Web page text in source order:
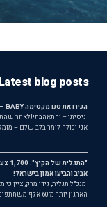
Latest blog posts
הכירו את סנו מקסימה BABY – הדור החדש של הכביסה המבושמת!
אני יכולה לומר בלב שלם –
אביב והביעו אמון בישראל!
מנכ"ל תגלית, גידי מרק, ציין
הארגון יותר מ־60 אלף משתתפים, מתנדב...